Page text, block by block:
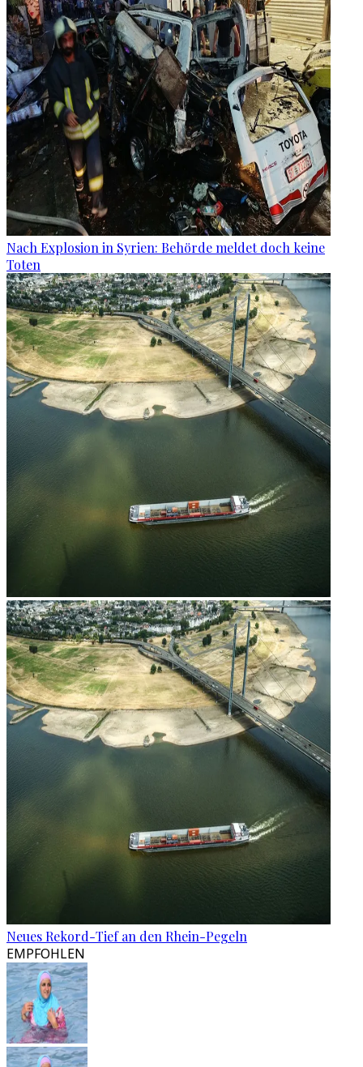
Nach Explosion in Syrien: Behörde meldet doch keine
Toten
Neues Rekord-Tief an den Rhein-Pegeln
EMPFOHLEN